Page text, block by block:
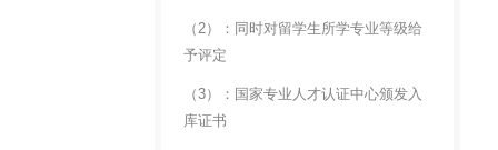
（2）：同时对留学生所学专业等级给
予评定
（3）：国家专业人才认证中心颁发入
库证书